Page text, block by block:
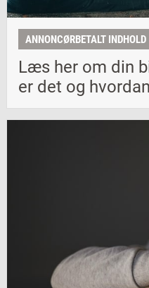
ANNONCØRBETALT INDHOLD
Læs her om din
er det og